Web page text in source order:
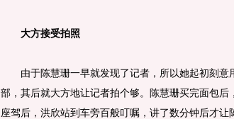
大方接受拍照
由于陈慧珊一早就发现了记者，所以她起初刻意
部，其后就大方地让记者拍个够。陈慧珊买完面包后
座驾后，洪欣站到车旁百般叮嘱，讲了数分钟后才